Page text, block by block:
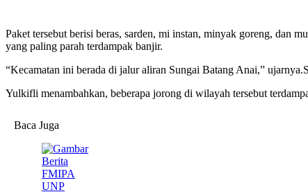
Paket⁢ tersebut berisi beras, sarden, mi instan, minyak goreng,​ dan
yang paling parah terdampak banjir.
“Kecamatan ini ⁢berada di jalur aliran Sungai Batang Anai,”
Yulkifli menambahkan, beberapa jorong di wilayah tersebut
Baca Juga